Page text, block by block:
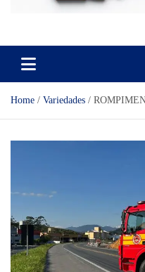
Home Variedades